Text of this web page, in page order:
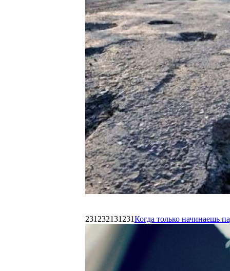
231232131231Когда только начинаешь